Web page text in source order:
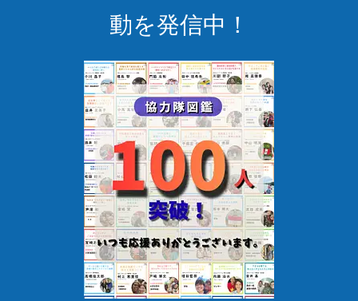
動を発信中！